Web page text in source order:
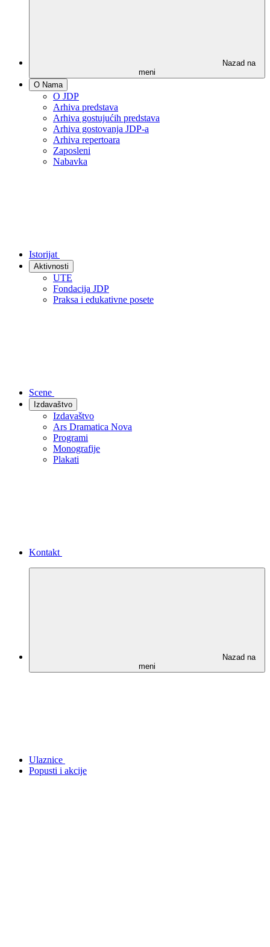
Nazad na
meni
O Nama
O JDP
Arhiva predstava
Arhiva gostujućih predstava
Arhiva gostovanja JDP-a
Arhiva repertoara
Zaposleni
Nabavka
Istorijat
Aktivnosti
UTE
Fondacija JDP
Praksa i edukativne posete
Scene
Izdavaštvo
Izdavaštvo
Ars Dramatica Nova
Programi
Monografije
Plakati
Kontakt
Nazad na
meni
Ulaznice
Popusti i akcije